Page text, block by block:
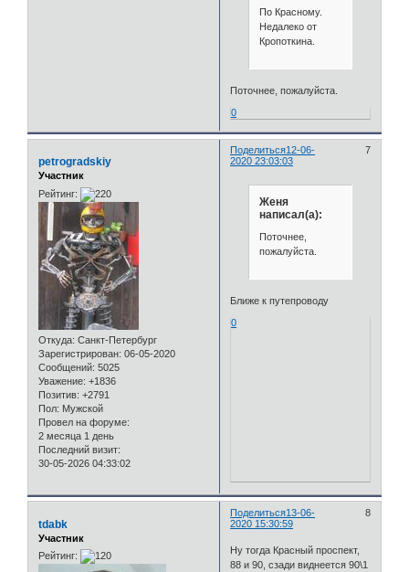
По Красному.
Недалеко от
Кропоткина.
Поточнее, пожалуйста.
0
Поделиться 7
12-06-
2020 23:03:03
petrogradskiy
Участник
Рейтинг:
Откуда: Санкт-Петербург
Зарегистрирован: 06-05-2020
Сообщений: 5025
Уважение: +1836
Позитив: +2791
Пол: Мужской
Провел на форуме:
2 месяца 1 день
Последний визит:
30-05-2026 04:33:02
Женя
написал(а):
Поточнее,
пожалуйста.
Ближе к путепроводу
0
Поделиться 8
13-06-
2020 15:30:59
tdabk
Участник
Рейтинг:
Ну тогда Красный проспект,
88 и 90, сзади виднеется 90\1